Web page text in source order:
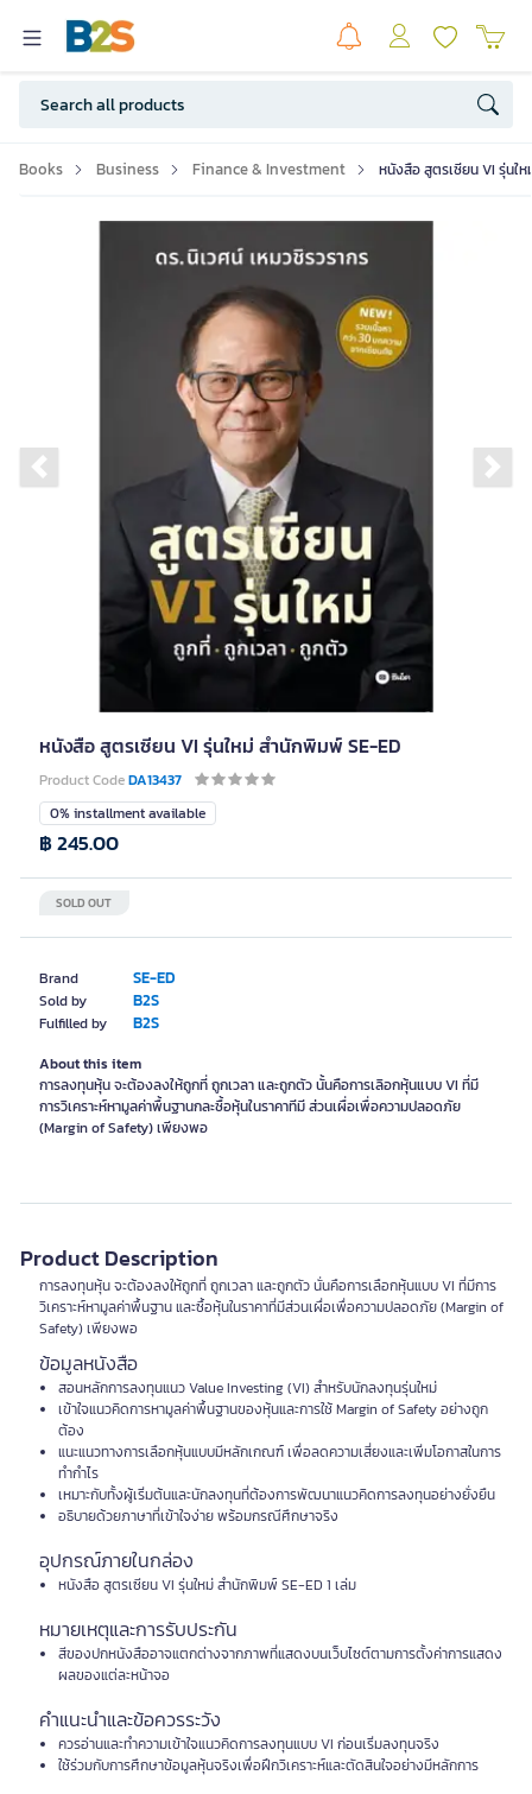
Books Business Finance & Investment หนังสือ สูตรเซียน VI รุ่นใ
Previous slide
หนังสือ สูตรเซียน VI รุ่นใหม่ สำนักพิมพ์ SE-ED
Product CodeDA13437
Brand SE-ED
Sold by B2S
Fulfilled by B2S
0% installment available
SOLD OUT
฿ 245.00
About this item
การลงทุนหุ้น จะต้องลงให้ถูกที่ ถูกเวลา และถูกตัว นั้นคือการเลิอกหุ้นแบบ VI ที่มี
การวิเคราะห์หามูลค่าพื้นฐานกละซื้อหุ้นในราคาทีมี ส่วนเผื่อเพื่อความปลอดภัย
(Margin of Safety) เพียงพอ
Product Description
การลงทุนหุ้น จะต้องลงให้ถูกที่ ถูกเวลา และถูกตัว นั่นคือการเลือกหุ้นแบบ VI ที่มีการ
วิเคราะห์หามูลค่าพื้นฐาน และซื้อหุ้นในราคาที่มีส่วนเผื่อเพื่อความปลอดภัย (Margin of
Safety) เพียงพอ
ข้อมูลหนังสือ
สอนหลักการลงทุนแนว Value Investing (VI) สำหรับนักลงทุนรุ่นใหม่
เข้าใจแนวคิดการหามูลค่าพื้นฐานของหุ้นและการใช้ Margin of Safety อย่างถูก
ต้อง
แนะแนวทางการเลือกหุ้นแบบมีหลักเกณฑ์ เพื่อลดความเสี่ยงและเพิ่มโอกาสในการ
ทำกำไร
เหมาะกับทั้งผู้เริ่มต้นและนักลงทุนที่ต้องการพัฒนาแนวคิดการลงทุนอย่างยั่งยืน
อธิบายด้วยภาษาที่เข้าใจง่าย พร้อมกรณีศึกษาจริง
อุปกรณ์ภายในกล่อง
หนังสือ สูตรเซียน VI รุ่นใหม่ สำนักพิมพ์ SE-ED 1 เล่ม
หมายเหตุและการรับประกัน
สีของปกหนังสืออาจแตกต่างจากภาพที่แสดงบนเว็บไซต์ตามการตั้งค่าการแสดง
ผลของแต่ละหน้าจอ
คำแนะนำและข้อควรระวัง
ควรอ่านและทำความเข้าใจแนวคิดการลงทุนแบบ VI ก่อนเริ่มลงทุนจริง
ใช้ร่วมกับการศึกษาข้อมูลหุ้นจริงเพื่อฝึกวิเคราะห์และตัดสินใจอย่างมีหลักการ